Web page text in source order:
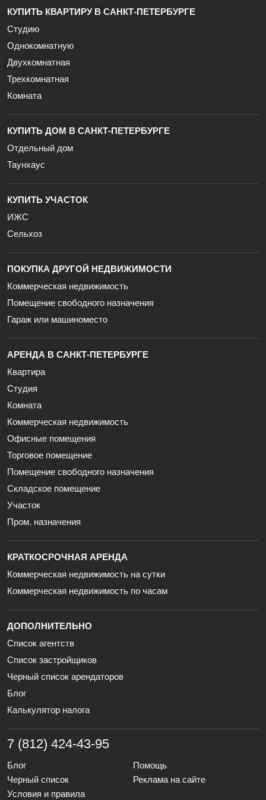
КУПИТЬ КВАРТИРУ В САНКТ-ПЕТЕРБУРГЕ
Студию
Однокомнатную
Двухкомнатная
Трехкомнатная
Комната
КУПИТЬ ДОМ В САНКТ-ПЕТЕРБУРГЕ
Отдельный дом
Таунхаус
КУПИТЬ УЧАСТОК
ИЖС
Сельхоз
ПОКУПКА ДРУГОЙ НЕДВИЖИМОСТИ
Коммерческая недвижимость
Помещение свободного назначения
Гараж или машиноместо
АРЕНДА В САНКТ-ПЕТЕРБУРГЕ
Квартира
Студия
Комната
Коммерческая недвижимость
Офисные помещения
Торговое помещение
Помещение свободного назначения
Складское помещение
Участок
Пром. назначения
КРАТКОСРОЧНАЯ АРЕНДА
Коммерческая недвижимость на сутки
Коммерческая недвижимость по часам
ДОПОЛНИТЕЛЬНО
Список агентств
Список застройщиков
Черный список арендаторов
Блог
Калькулятор налога
7 (812) 424-43-95
Блог
Помощь
Черный список
Реклама на сайте
Условия и правила